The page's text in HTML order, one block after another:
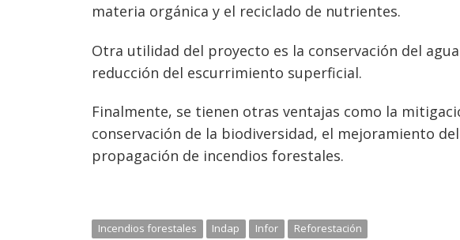
materia orgánica y el reciclado de nutrientes.
Otra utilidad del proyecto es la conservación del
reducción del escurrimiento superficial.
Finalmente, se tienen otras ventajas como la
conservación de la biodiversidad, el mejoramiento
propagación de incendios forestales.
Incendios forestales Indap Infor Reforestación